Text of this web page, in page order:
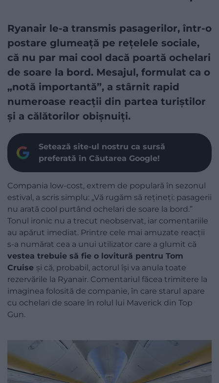
Ryanair le-a transmis pasagerilor, într-o
postare glumeață pe rețelele sociale,
că nu par mai cool dacă poartă ochelari
de soare la bord. Mesajul, formulat ca o
„notă importantă”, a stârnit rapid
numeroase reacții din partea turiștilor
și a călătorilor obișnuiți.
Setează site-ul nostru ca sursă
preferată în Căutarea Google!
Compania low-cost, extrem de populară în sezonul
estival, a scris simplu: „Vă rugăm să rețineți: pasagerii
nu arată cool purtând ochelari de soare la bord.”
Tonul ironic nu a trecut neobservat, iar comentariile
au apărut imediat. Printre cele mai amuzate reacții
s-a numărat cea a unui utilizator care a glumit că
vestea trebuie să fie o lovitură pentru Tom
Cruise și că, probabil, actorul își va anula toate
rezervările la Ryanair. Comentariul făcea trimitere la
imaginea folosită de companie, în care starul apare
cu ochelari de soare în rolul lui Maverick din Top
Gun.